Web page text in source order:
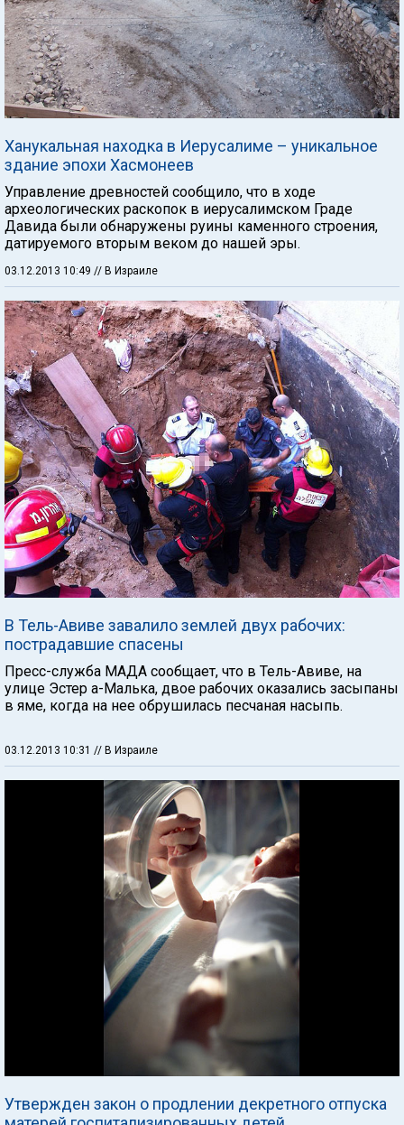
Ханукальная находка в Иерусалиме – уникальное
здание эпохи Хасмонеев
Управление древностей сообщило, что в ходе
археологических раскопок в иерусалимском Граде
Давида были обнаружены руины каменного строения,
датируемого вторым веком до нашей эры.
03.12.2013 10:49 // В Израиле
В Тель-Авиве завалило землей двух рабочих:
пострадавшие спасены
Пресс-служба МАДА сообщает, что в Тель-Авиве, на
улице Эстер а-Малька, двое рабочих оказались засыпаны
в яме, когда на нее обрушилась песчаная насыпь.
03.12.2013 10:31 // В Израиле
Утвержден закон о продлении декретного отпуска